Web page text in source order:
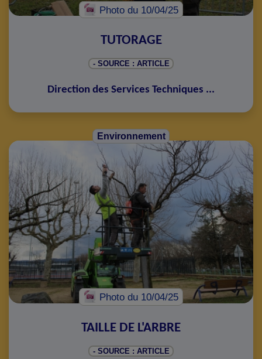
Photo du 10/04/25
TUTORAGE
- SOURCE : ARTICLE
Direction des Services Techniques ...
Environnement
Photo du 10/04/25
TAILLE DE L'ARBRE
- SOURCE : ARTICLE